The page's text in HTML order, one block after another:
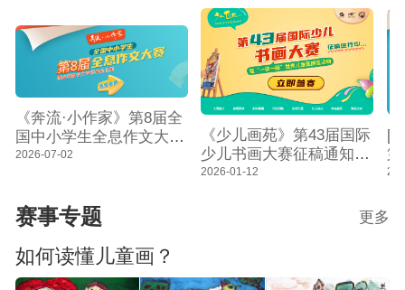
《奔流·小作家》第8届全
国中小学生全息作文大赛
征稿通知暨奔流数字文学
2026-07-02
《少儿画苑》第43届国际
少儿书画大赛征稿通知
暨“一带一路”世界儿童画
2026-01-12
[
赛事专题 更多
如何读懂儿童画？